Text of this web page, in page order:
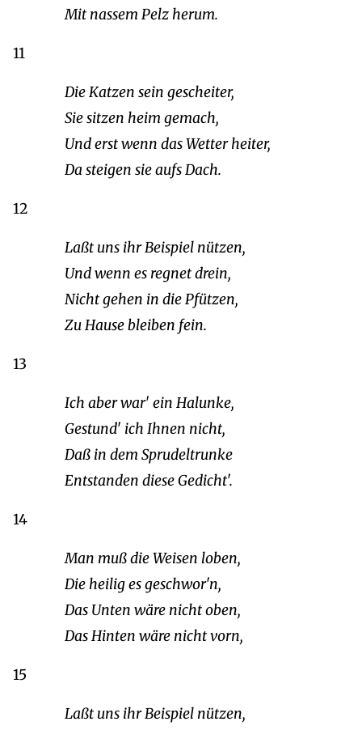
Mit nassem Pelz herum.
11
Die Katzen sein gescheiter,
Sie sitzen heim gemach,
Und erst wenn das Wetter heiter,
Da steigen sie aufs Dach.
12
Laßt uns ihr Beispiel nützen,
Und wenn es regnet drein,
Nicht gehen in die Pfützen,
Zu Hause bleiben fein.
13
Ich aber war' ein Halunke,
Gestund' ich Ihnen nicht,
Daß in dem Sprudeltrunke
Entstanden diese Gedicht'.
14
Man muß die Weisen loben,
Die heilig es geschwor'n,
Das Unten wäre nicht oben,
Das Hinten wäre nicht vorn,
15
Laßt uns ihr Beispiel nützen,